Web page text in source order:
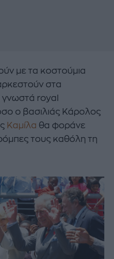
με τα κοστούμια
στα
γνωστά royal
ο βασιλιάς Κάρολος
Καμίλα θα φοράνε
τους καθόλη τη